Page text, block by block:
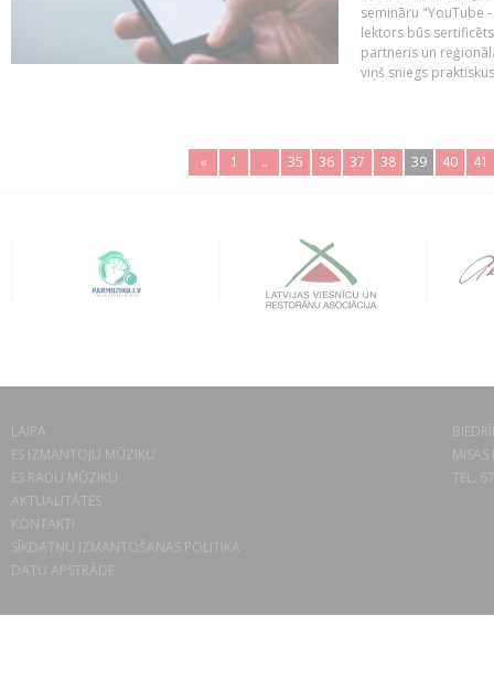
semināru "YouTube
lektors būs
partneris un
viņš sniegs
« 1 .. 35 36 37 38 39 40 41
LAIPA
ES IZMANTOJU MŪZIKU
ES RADU MŪZIKU
AKTUALITĀTES
KONTAKTI
SĪKDATŅU IZMANTOŠANAS POLITIKA
DATU APSTRĀDE
TEL.